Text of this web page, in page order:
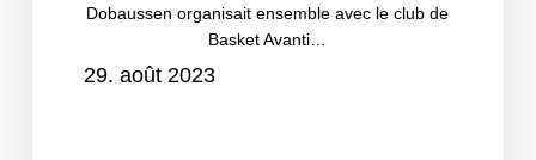
–
Dobaussen organisait ensemble avec le club de
Basket Avanti…
29. août 2023